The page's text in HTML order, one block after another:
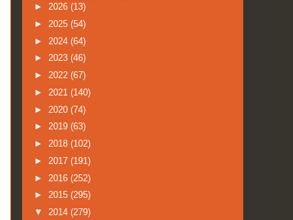
► 2026 (13)
► 2025 (54)
► 2024 (64)
► 2023 (46)
► 2022 (67)
► 2021 (140)
► 2020 (74)
► 2019 (63)
► 2018 (102)
► 2017 (191)
► 2016 (252)
► 2015 (295)
▼ 2014 (279)